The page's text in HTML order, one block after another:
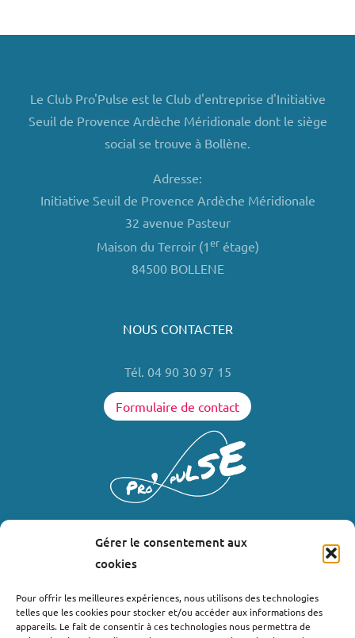
Gérer le consentement aux
cookies
Pour offrir les meilleures expériences, nous utilisons des technologies
telles que les cookies pour stocker et/ou accéder aux informations des
appareils. Le fait de consentir à ces technologies nous permettra de
Le Club Pro'Pulse est le Club d'entreprise d'Initiative
Seuil de Provence Ardèche Méridionale dont le siège
social se trouve à Bollène.
Adresse:
Initiative Seuil de Provence Ardèche Méridionale
32 avenue Pasteur
Maison du Terroir (1erétage)
84500 BOLLENE
NOUS CONTACTER
Tél. 04 90 30 97 15
Formulaire de contact
Où nous trouver ?
Bollène